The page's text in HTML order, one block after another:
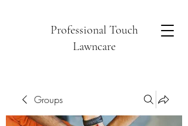
Professional Touch
Lawncare
Groups